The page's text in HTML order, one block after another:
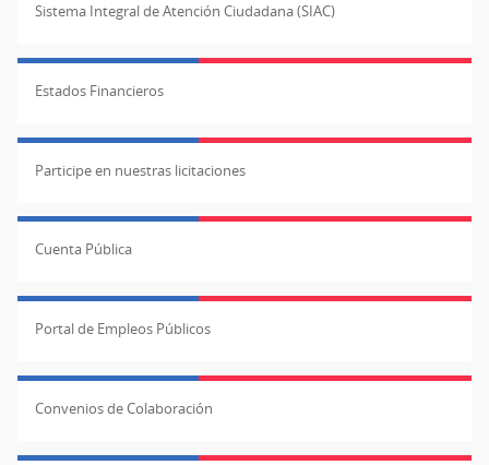
Sistema Integral de Atención Ciudadana (SIAC)
Estados Financieros
Participe en nuestras licitaciones
Cuenta Pública
Portal de Empleos Públicos
Convenios de Colaboración